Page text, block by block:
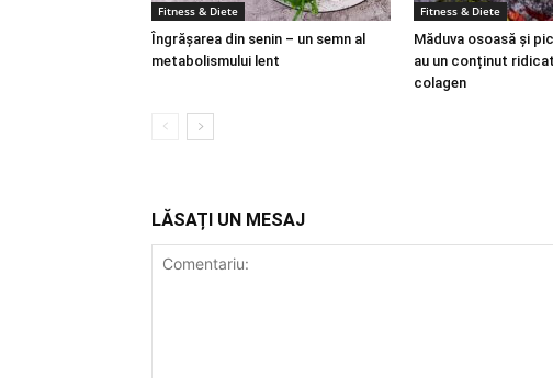
Fitness & Diete
Îngrășarea din senin – un semn al
metabolismului lent
Fitness & Diete
Măduva osoasă și
au un conținut
colagen
LĂSAȚI UN MESAJ